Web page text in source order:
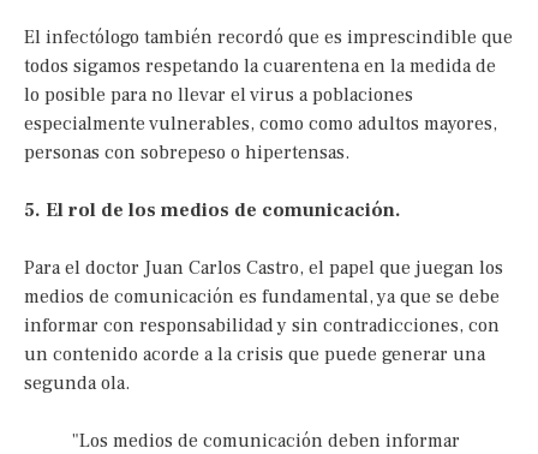
El infectólogo también recordó que es imprescindible que
todos sigamos respetando la cuarentena en la medida de
lo posible para no llevar el virus a poblaciones
especialmente vulnerables, como como adultos mayores,
personas con sobrepeso o hipertensas.
5. El rol de los medios de comunicación.
Para el doctor Juan Carlos Castro, el papel que juegan los
medios de comunicación es fundamental, ya que se debe
informar con responsabilidad y sin contradicciones, con
un contenido acorde a la crisis que puede generar una
segunda ola.
"Los medios de comunicación deben informar